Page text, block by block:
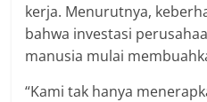
kerja. Menurutnya,
bahwa investasi
manusia mulai
“Kami tak hanya